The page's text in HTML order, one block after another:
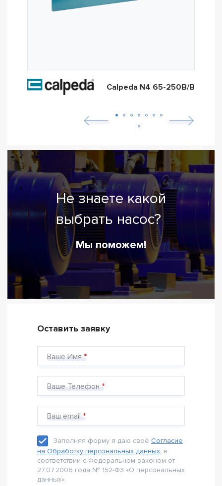
Calpeda N4 65-250B/B
Не знаете какой
выбрать насос?
Мы поможем!
Оставить заявку
Ваше Имя
Ваше Телефон
Ваш email
Заполняя форму я даю своё Согласие
на Обработку персональных данных, в
соответствии с Федеральном законом от
27.07.2006 года № 152-Ф3 «О персональных
данных».